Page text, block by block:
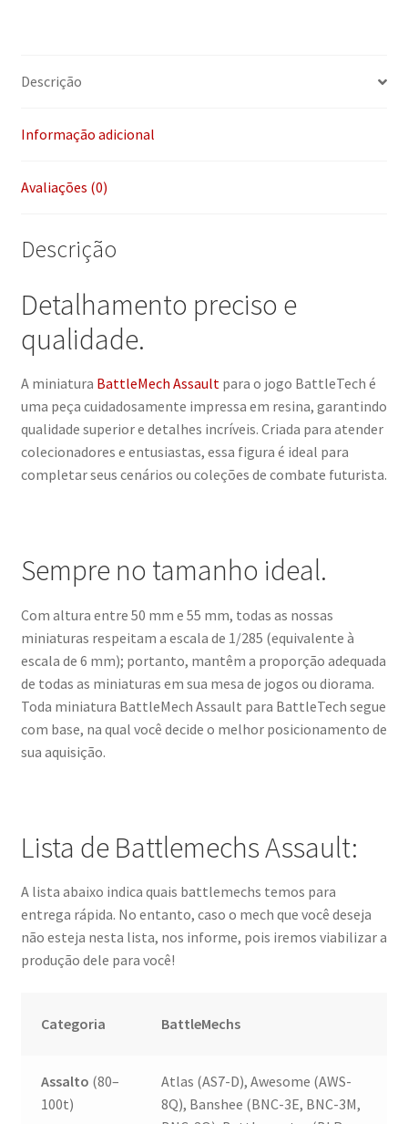
Descrição
Informação adicional
Avaliações (0)
Descrição
Detalhamento preciso e
qualidade.
A miniatura BattleMech Assaultpara o jogo BattleTech é
uma peça cuidadosamente impressa em resina, garantindo
qualidade superior e detalhes incríveis. Criada para atender
colecionadores e entusiastas, essa figura é ideal para
completar seus cenários ou coleções de combate futurista.
Sempre no tamanho ideal.
Com altura entre 50 mm e 55 mm, todas as nossas
miniaturas respeitam a escala de 1/285 (equivalente à
escala de 6 mm); portanto, mantêm a proporção adequada
de todas as miniaturas em sua mesa de jogos ou diorama.
Toda miniatura BattleMech Assault para BattleTech segue
com base, na qual você decide o melhor posicionamento de
sua aquisição.
Lista de Battlemechs Assault:
A lista abaixo indica quais battlemechs temos para
entrega rápida. No entanto, caso o mech que você deseja
não esteja nesta lista, nos informe, pois iremos viabilizar a
produção dele para você!
Categoria BattleMechs
Assalto (80–
100t)
Atlas (AS7-D), Awesome (AWS-
8Q), Banshee (BNC-3E, BNC-3M,